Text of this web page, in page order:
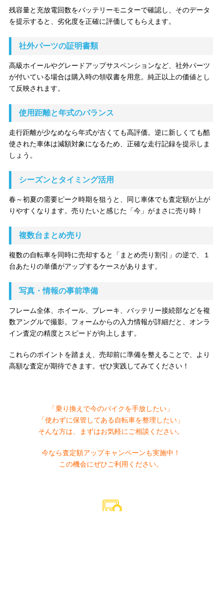
残容量と充放電回数をバッテリーモニターで確認し、そのデータ
を提示すると、劣化度を正確に評価してもらえます。
社外パーツの証明書類
高級ホイールやグレードアップサスペンションなど、社外パーツ
が付いている場合は購入時の領収書を用意。純正以上の価値とし
て反映されます。
使用距離と年式のバランス
走行距離が少なめなら年式が古くても高評価。逆に新しくても酷
使された車体は減額対象になるため、正確な走行記録を提示しま
しょう。
シーズンとタイミング活用
春～初夏の需要ピーク時期を狙うと、同じ車体でも査定額が上が
りやすくなります。売りたいと感じた「今」がまさに売り時！
複数台まとめ売り
複数の自転車を同時に売却すると「まとめ売り割引」の逆で、１
台あたりの単価がアップするケースがあります。
写真・情報の事前準備
フレーム全体、ホイール、ブレーキ、バッテリー接続部などを複
数アングルで撮影。フォームからの入力情報が詳細だと、オンラ
イン査定の精度とスピードが向上します。
これらのポイントを踏まえ、売却前に準備を整えることで、より
高額な査定が期待できます。ぜひ実践してみてください！
「乗り換えで今のバイクを手放したい」
「使わずに保管してある自転車を整理したい」
そんな方は、まずはお気軽にご相談ください。
今なら査定額アップキャンペーンも実施中！
この機会にぜひご利用ください。